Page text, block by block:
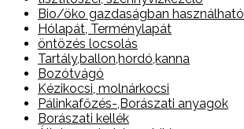
Bio/öko gazdaságban használható
Hólapát, Terménylapát
öntözés locsolás
Tartály,ballon,hordó,kanna
Bozótvágó
Kézikocsi, molnárkocsi
Pálinkafőzés-,Borászati anyagok
Borászati kellék